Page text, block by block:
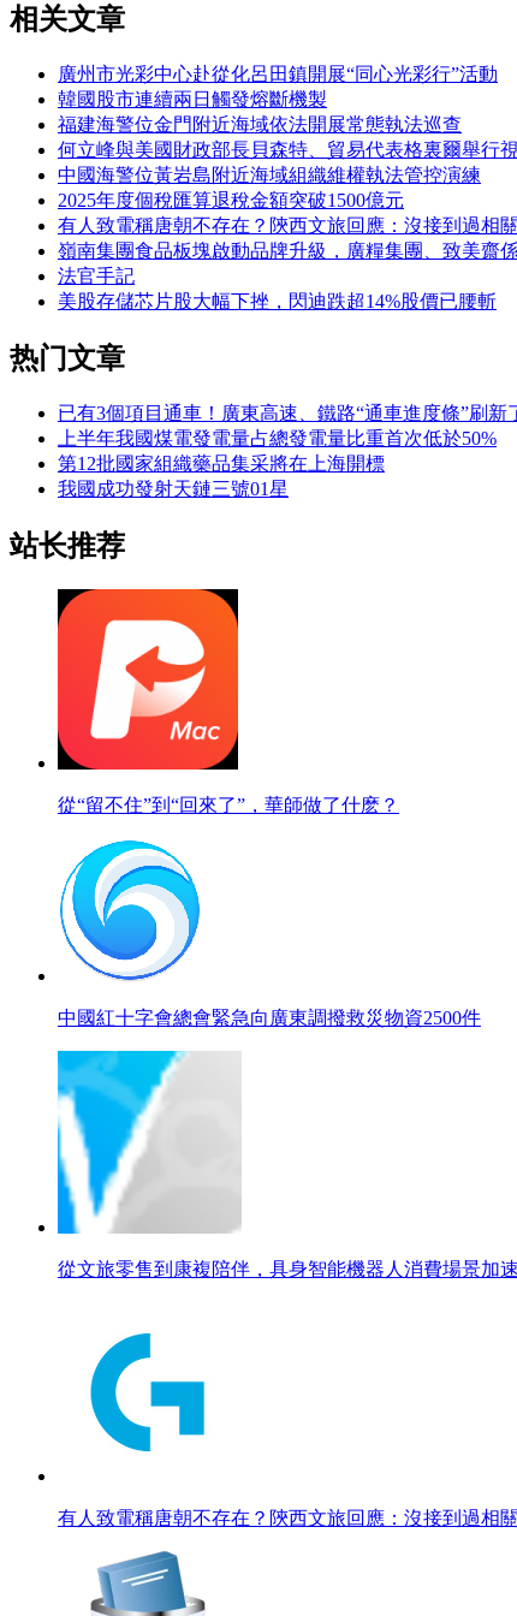
相关文章
廣州市光彩中心赴從化呂田鎮開展“同心光彩行”活動
韓國股市連續兩日觸發熔斷機製
福建海警位金門附近海域依法開展常態執法巡查
何立峰與美國財政部長貝森特、貿易代表格裏爾舉行
中國海警位黃岩島附近海域組織維權執法管控演練
2025年度個稅匯算退稅金額突破1500億元
有人致電稱唐朝不存在？陝西文旅回應：沒接到過相
嶺南集團食品板塊啟動品牌升級，廣糧集團、致美齋
法官手記
美股存儲芯片股大幅下挫，閃迪跌超14%股價已腰斬
热门文章
已有3個項目通車！廣東高速、鐵路“通車進度條”刷新
上半年我國煤電發電量占總發電量比重首次低於50%
第12批國家組織藥品集采將在上海開標
我國成功發射天鏈三號01星
站长推荐
從“留不住”到“回來了”，華師做了什麽？
中國紅十字會總會緊急向廣東調撥救災物資2500件
從文旅零售到康複陪伴，具身智能機器人消費場景加
有人致電稱唐朝不存在？陝西文旅回應：沒接到過相